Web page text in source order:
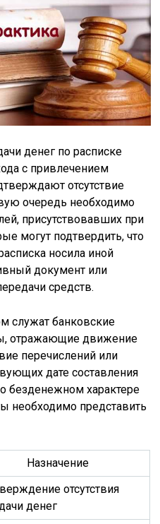
денег по расписке
с привлечением
отсутствие
очередь необходимо
присутствовавших при
могут подтвердить, что
носила иной
документ или
средств.
служат банковские
отражающие движение
перечислений или
дате составления
безденежном характере
необходимо представить
Назначение
отсутствия
денег